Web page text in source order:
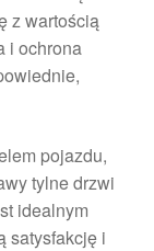
z wartością
i ochrona
pojazdu,
tylne drzwi
idealnym
satysfakcję i